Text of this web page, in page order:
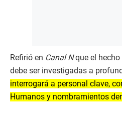
Refirió en Canal Nque el hecho
debe ser investigadas a
interrogará a personal clave,
Humanos y nombramientos